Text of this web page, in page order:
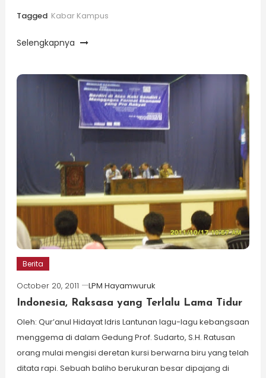
Tagged Kabar Kampus
Selengkapnya
Berita
October 20, 2011
LPM Hayamwuruk
Indonesia, Raksasa yang Terlalu Lama Tidur
Oleh: Qur’anul Hidayat Idris Lantunan lagu-lagu kebangsaan
menggema di dalam Gedung Prof. Sudarto, S.H. Ratusan
orang mulai mengisi deretan kursi berwarna biru yang telah
ditata rapi. Sebuah baliho berukuran besar dipajang di